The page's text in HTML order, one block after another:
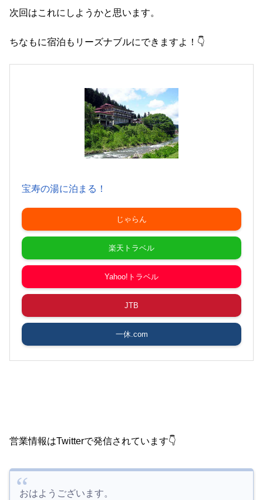
次回はこれにしようかと思います。
ちなもに宿泊もリーズナブルにできますよ！👇
宝寿の湯に泊まる！
じゃらん
楽天トラベル
Yahoo!トラベル
JTB
一休.com
営業情報はTwitterで発信されています👇
おはようございます。